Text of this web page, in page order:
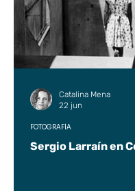
Sergio Larraín en
FOTOGRAFÍA
Catalina Mena
22 jun